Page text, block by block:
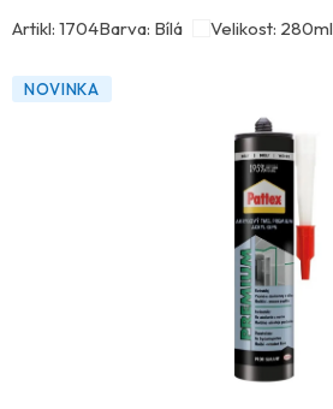
Artikl: 1704Barva: Bílá Velikost: 280ml
NOVINKA